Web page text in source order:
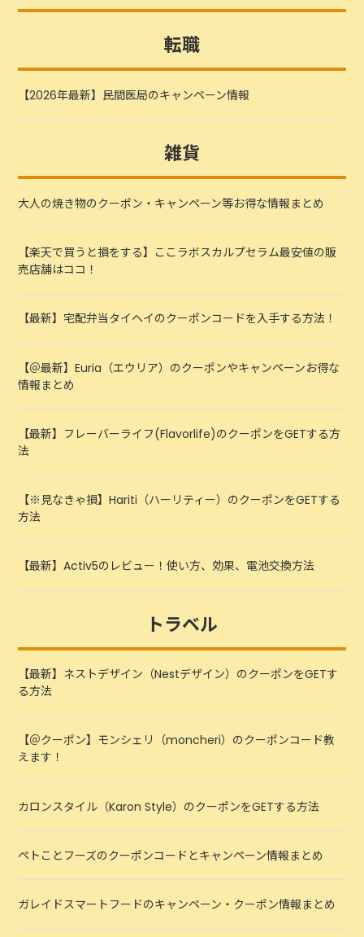
転職
【2026年最新】民間医局のキャンペーン情報
雑貨
大人の焼き物のクーポン・キャンペーン等お得な情報まとめ
【楽天で買うと損をする】ここラボスカルプセラム最安値の販
売店舗はココ！
【最新】宅配弁当タイヘイのクーポンコードを入手する方法！
【＠最新】Euria（エウリア）のクーポンやキャンペーンお得な
情報まとめ
【最新】フレーバーライフ(Flavorlife)のクーポンをGETする方
法
【※見なきゃ損】Hariti（ハーリティー）のクーポンをGETする
方法
【最新】Activ5のレビュー！使い方、効果、電池交換方法
トラベル
【最新】ネストデザイン（Nestデザイン）のクーポンをGETす
る方法
【＠クーポン】モンシェリ（moncheri）のクーポンコード教
えます！
カロンスタイル（Karon Style）のクーポンをGETする方法
ペトことフーズのクーポンコードとキャンペーン情報まとめ
ガレイドスマートフードのキャンペーン・クーポン情報まとめ